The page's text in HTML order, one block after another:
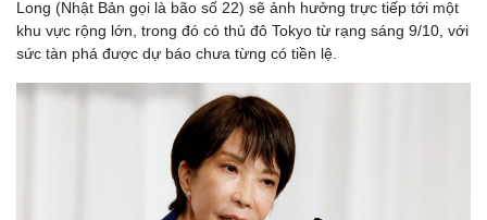
Long (Nhật Bản gọi là bão số 22) sẽ ảnh hưởng trực tiếp tới một
khu vực rộng lớn, trong đó có thủ đô Tokyo từ rạng sáng 9/10, với
sức tàn phá được dự báo chưa từng có tiền lệ.